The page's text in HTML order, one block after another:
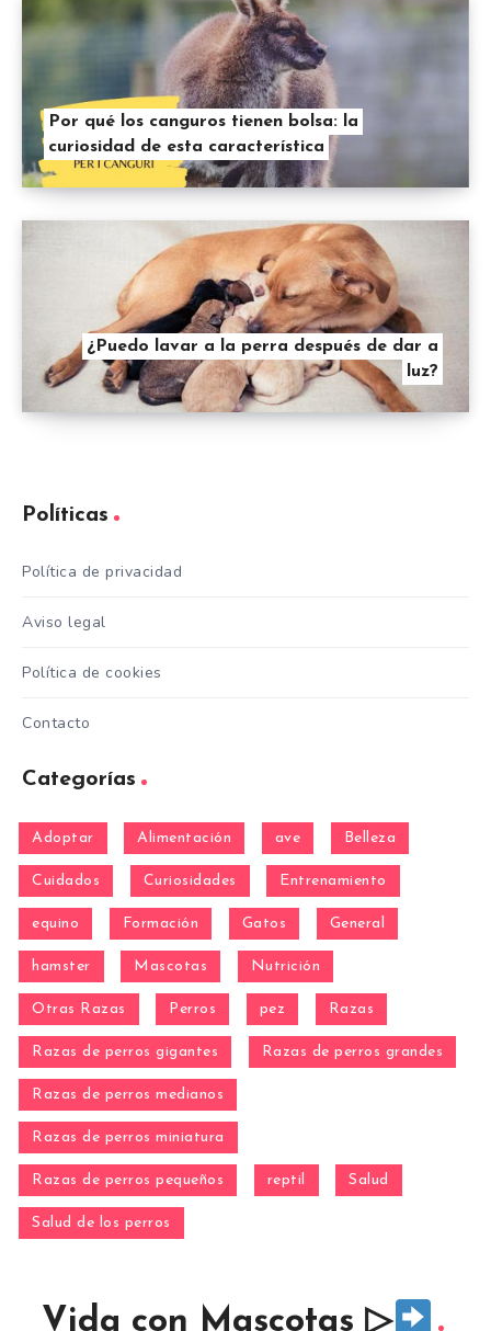
Por qué los canguros tienen bolsa: la
curiosidad de esta característica
¿Puedo lavar a la perra después de dar a
luz?
Políticas
Política de privacidad
Aviso legal
Política de cookies
Contacto
Categorías
Adoptar Alimentación ave Belleza
Cuidados Curiosidades Entrenamiento
equino Formación Gatos General
hamster Mascotas Nutrición
Otras Razas Perros pez Razas
Razas de perros gigantes Razas de perros grandes
Razas de perros medianos
Razas de perros miniatura
Razas de perros pequeños reptil Salud
Salud de los perros
Vida con Mascotas ▷